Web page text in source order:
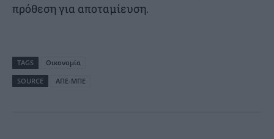
πρόθεση για αποταμίευση.
TAGS
Οικονομία
SOURCE
ΑΠΕ-ΜΠΕ